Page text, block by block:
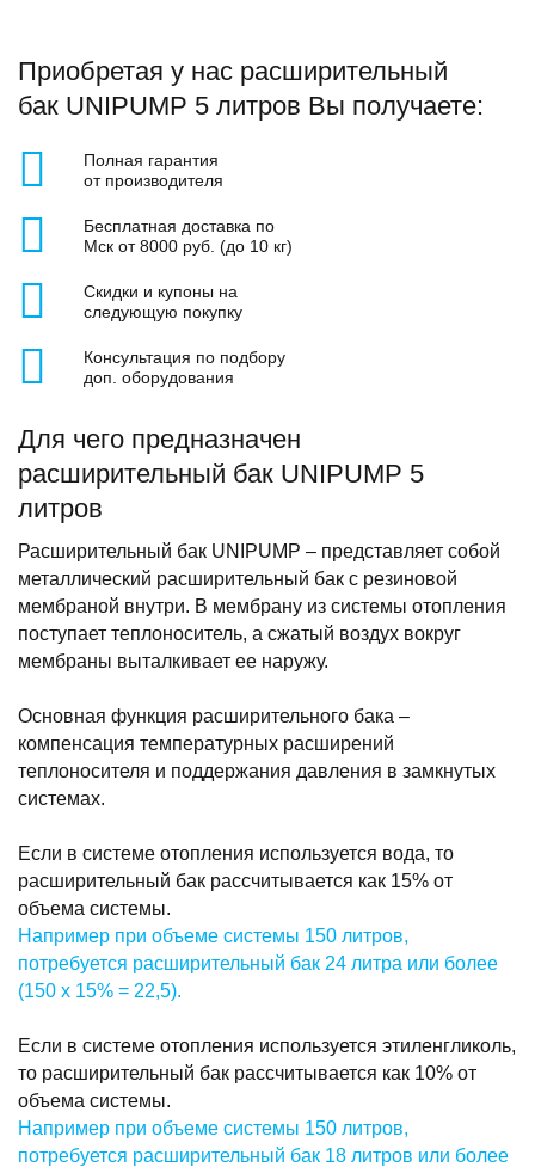
Приобретая у нас расширительный
бак UNIPUMP 5 литров Вы получаете:
Полная гарантия
от производителя
Бесплатная доставка по
Мск от 8000 руб. (до 10 кг)
Скидки и купоны на
следующую покупку
Консультация по подбору
доп. оборудования
Для чего предназначен
расширительный бак UNIPUMP 5
литров
Расширительный бак UNIPUMP – представляет собой
металлический расширительный бак с резиновой
мембраной внутри. В мембрану из системы отопления
поступает теплоноситель, а сжатый воздух вокруг
мембраны выталкивает ее наружу.
Основная функция расширительного бака –
компенсация температурных расширений
теплоносителя и поддержания давления в замкнутых
системах.
Если в системе отопления используется вода, то
расширительный бак рассчитывается как 15% от
объема системы.
Например при объеме системы 150 литров,
потребуется расширительный бак 24 литра или более
(150 х 15% = 22,5).
Если в системе отопления используется этиленгликоль,
то расширительный бак рассчитывается как 10% от
объема системы.
Например при объеме системы 150 литров,
потребуется расширительный бак 18 литров или более